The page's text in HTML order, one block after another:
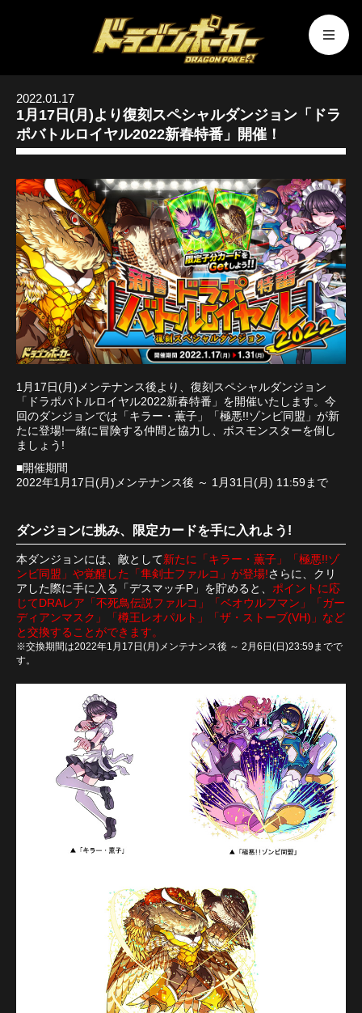
2022.01.17
1月17日(月)より復刻スペシャルダンジョン「ドラ
ポバトルロイヤル2022新春特番」開催！
1月17日(月)メンテナンス後より、復刻スペシャルダンジョン
「ドラポバトルロイヤル2022新春特番」を開催いたします。今
回のダンジョンでは「キラー・薫子」「極悪!!ゾンビ同盟」が新
たに登場!一緒に冒険する仲間と協力し、ボスモンスターを倒し
ましょう!
■開催期間
2022年1月17日(月)メンテナンス後 ～ 1月31日(月) 11:59まで
ダンジョンに挑み、限定カードを手に入れよう!
本ダンジョンには、敵として新たに「キラー・薫子」「極悪!!ゾ
ンビ同盟」や覚醒した「隼剣士ファルコ」が登場!さらに、クリ
アした際に手に入る「デスマッチP」を貯めると、 ポイントに応
じてDRAレア「不死鳥伝説ファルコ」「ベオウルフマン」「ガー
ディアンマスク」「樽王レオパルト」「ザ・ストーブ(VH)」など
と交換することができます。
※交換期間は2022年1月17日(月)メンテナンス後 ～ 2月6日(日)23:59までで
す。